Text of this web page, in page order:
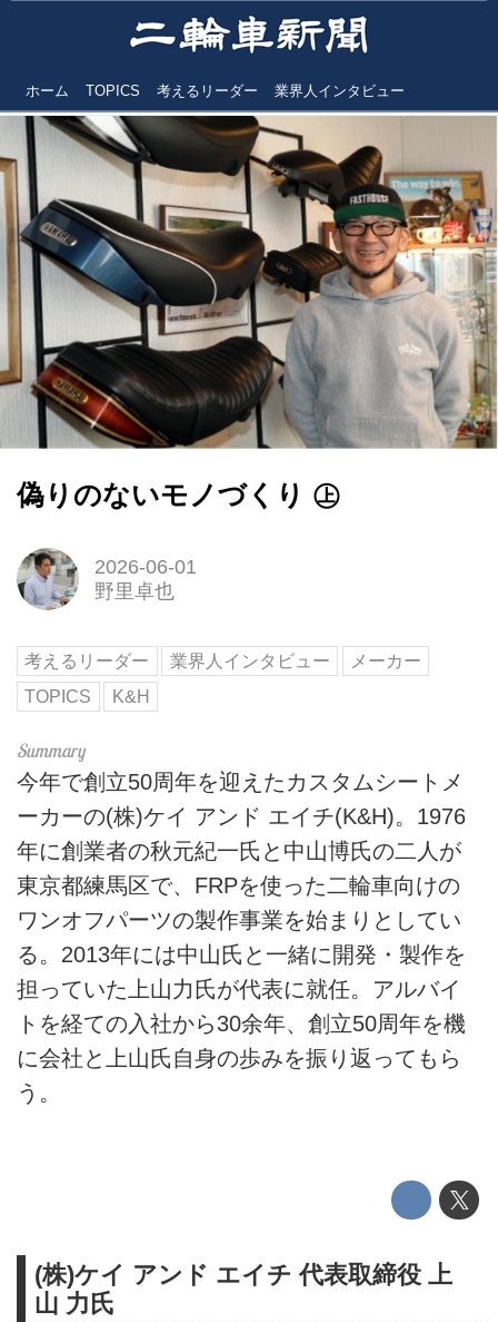
ホーム TOPICS 考えるリーダー 業界人インタビュー
偽りのないモノづくり ㊤
2026-06-01
野里卓也
考えるリーダー 業界人インタビュー
メーカー
TOPICS
K&H
今年で創立50周年を迎えたカスタムシートメ
ーカーの(株)ケイ アンド エイチ(K&H)。1976
年に創業者の秋元紀一氏と中山博氏の二人が
東京都練馬区で、FRPを使った二輪車向けの
ワンオフパーツの製作事業を始まりとしてい
る。2013年には中山氏と一緒に開発・製作を
担っていた上山力氏が代表に就任。アルバイ
トを経ての入社から30余年、創立50周年を機
に会社と上山氏自身の歩みを振り返ってもら
う。
(株)ケイ アンド エイチ 代表取締役 上
山 力氏